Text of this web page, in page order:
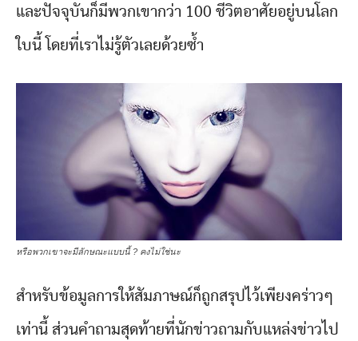
และปัจจุบันก็มีพวกเขากว่า 100 ชีวิตอาศัยอยู่บนโลก
ใบนี้ โดยที่เราไม่รู้ตัวเลยด้วยซ้ำ
หรือพวกเขาจะมีลักษณะแบบนี้ ? คงไม่ใช่นะ
สำหรับข้อมูลการให้สัมภาษณ์ก็ถูกสรุปไว้เพียงคร่าวๆ
เท่านี้ ส่วนคำถามสุดท้ายที่นักข่าวถามกับแหล่งข่าวไป